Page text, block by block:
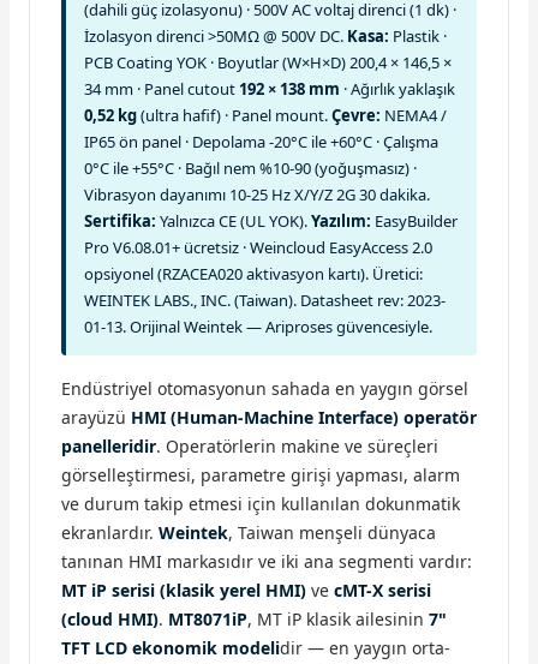
(dahili güç izolasyonu) · 500V AC voltaj direnci (1 dk) ·
İzolasyon direnci >50MΩ @ 500V DC. Kasa: Plastik ·
PCB Coating YOK · Boyutlar (W×H×D) 200,4 × 146,5 ×
34 mm · Panel cutout 192 × 138 mm · Ağırlık yaklaşık
0,52 kg(ultra hafif) · Panel mount.Çevre: NEMA4 /
IP65 ön panel · Depolama -20°C ile +60°C · Çalışma
0°C ile +55°C · Bağıl nem %10-90 (yoğuşmasız) ·
Vibrasyon dayanımı 10-25 Hz X/Y/Z 2G 30 dakika.
Sertifika: Yalnızca CE (UL YOK).Yazılım: EasyBuilder
Pro V6.08.01+ ücretsiz · Weincloud EasyAccess 2.0
opsiyonel (RZACEA020 aktivasyon kartı). Üretici:
WEINTEK LABS., INC. (Taiwan). Datasheet rev: 2023-
01-13. Orijinal Weintek — Ariproses güvencesiyle.
Endüstriyel otomasyonun sahada en yaygın görsel
arayüzü HMI (Human-Machine Interface) operatör
panelleridir. Operatörlerin makine ve süreçleri
görselleştirmesi, parametre girişi yapması, alarm
ve durum takip etmesi için kullanılan dokunmatik
ekranlardır. Weintek, Taiwan menşeli dünyaca
tanınan HMI markasıdır ve iki ana segmenti vardır:
MT iP serisi (klasik yerel HMI) ve cMT-X serisi
(cloud HMI). MT8071iP, MT iP klasik ailesinin 7"
TFT LCD ekonomik modelidir — en yaygın orta-